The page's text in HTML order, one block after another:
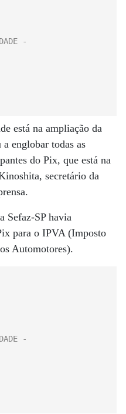
está na ampliação da
a englobar todas as
do Pix, que está na
secretário da
Sefaz-SP havia
para o IPVA (Imposto
Automotores).